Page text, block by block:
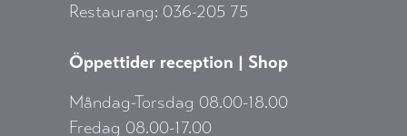
Restaurang: 036-205 75
Öppettider reception | Shop
Måndag-Torsdag 08.00-18.00
Fredag 08.00-17.00